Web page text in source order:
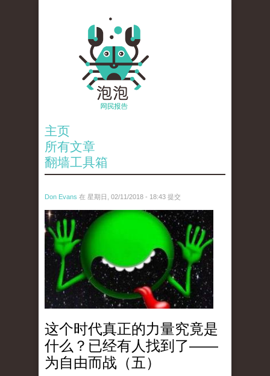
主页
所有文章
翻墙工具箱
Don Evans 在 星期日, 02/11/2018 - 18:43 提交
wechatimg1429.jpeg
这个时代真正的力量究竟是
什么？已经有人找到了——
为自由而战（五）